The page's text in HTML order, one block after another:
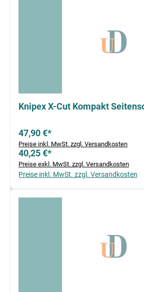
Knipex X-Cut Kompakt
47,90 €*
Preise inkl. MwSt. zzgl. Versandkosten
40,25 €*
Preise exkl. MwSt. zzgl. Versandkosten
Preise inkl. MwSt. zzgl. Versandkosten